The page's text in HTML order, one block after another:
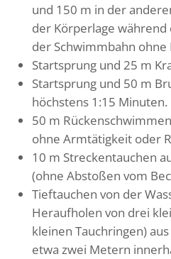
und 150 m in der
der Körperlage
der Schwimmbahn ohne
Startsprung und 25 m
Startsprung und 50 m
höchstens 1:15 Minuten.
50 m
ohne Armtätigkeit oder
10 m Streckentauchen
(ohne Abstoßen vom
Tieftauchen von der
Heraufholen von drei
kleinen Tauchringen)
etwa zwei Metern